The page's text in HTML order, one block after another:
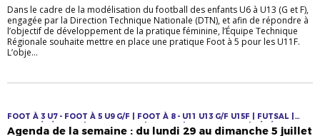
Dans le cadre de la modélisation du football des enfants U6 à U13 (G et F),
engagée par la Direction Technique Nationale (DTN), et afin de répondre à
l’objectif de développement de la pratique féminine, l’Équipe Technique
Régionale souhaite mettre en place une pratique Foot à 5 pour les U11F.
L’obje...
FOOT À 3 U7 - FOOT À 5 U9 G/F | FOOT À 8 - U11 U13 G/F U15F | FUTSAL |
INFOS GÉNÉRALES | JEUNES F & M | LOISIRS | SENIORS F & M | VÉTÉRANS
Agenda de la semaine : du lundi 29 au dimanche 5 juillet